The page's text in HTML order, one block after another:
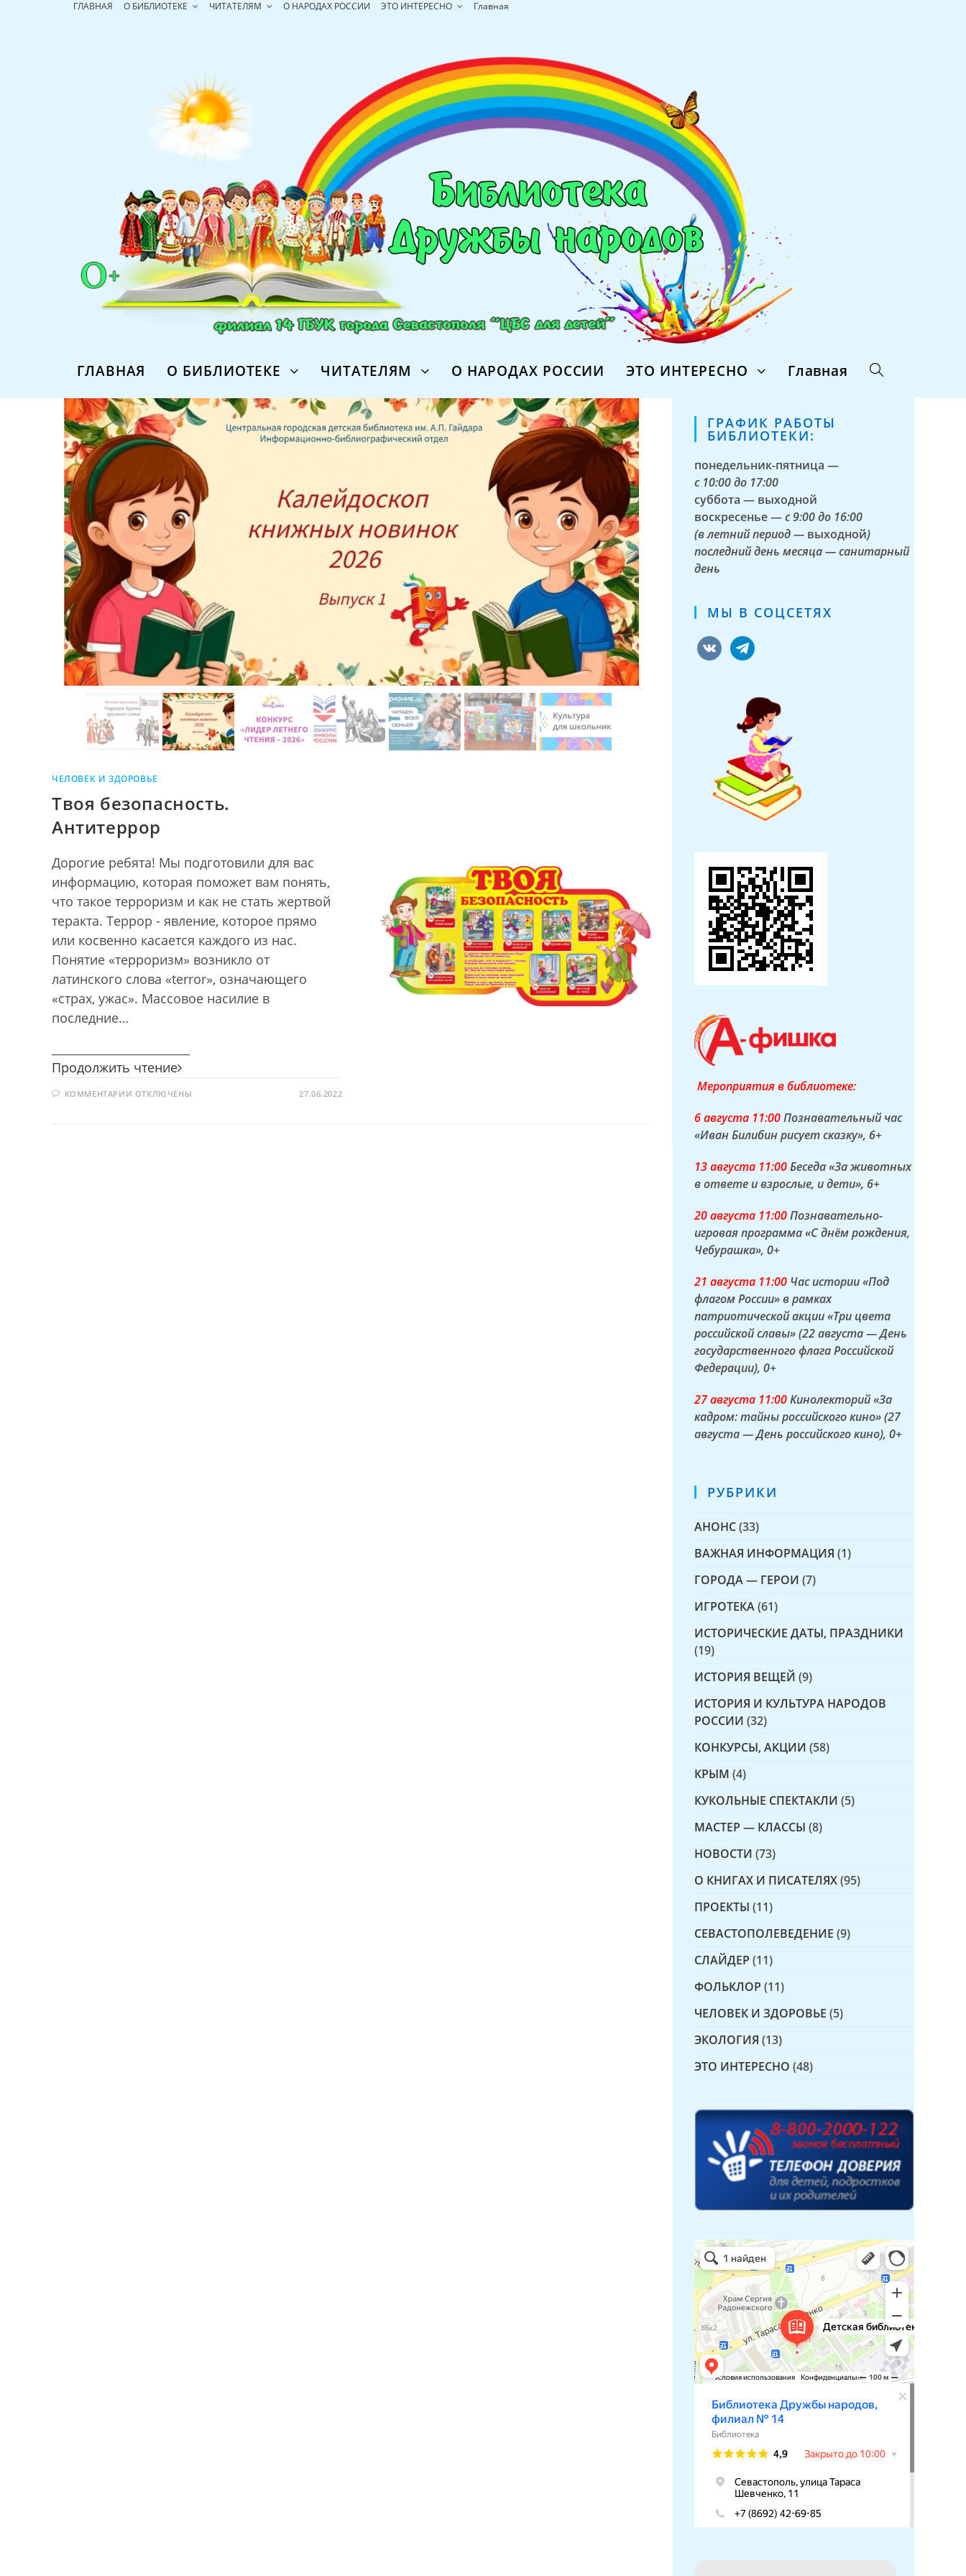
ГЛАВНАЯ О БИБЛИОТЕКЕ ЧИТАТЕЛЯМ О НАРОДАХ РОССИИ ЭТО ИНТЕРЕСНО Главная
ГЛАВНАЯ О БИБЛИОТЕКЕ ЧИТАТЕЛЯМ О НАРОДАХ РОССИИ ЭТО ИНТЕРЕСНО Главная
ЧЕЛОВЕК И ЗДОРОВЬЕ
Твоя безопасность.
Антитеррор
Дорогие ребята! Мы подготовили для вас
информацию, которая поможет вам понять,
что такое терроризм и как не стать жертвой
теракта. Террор - явление, которое прямо
или косвенно касается каждого из нас.
Понятие «терроризм» возникло от
латинского слова «terror», означающего
«страх, ужас». Массовое насилие в
последние…
Продолжить чтение Твоя
Антитеррор
КОММЕНТАРИИ КОТКЛЮЧЕНЫ 27.06.2022
ГРАФИК РАБОТЫ
БИБЛИОТЕКИ:
понедельник-пятница —
с 10:00 до 17:00
суббота — выходной
воскресенье —с 9:00 до 16:00
(в летний период — выходной)
последний день месяца — санитарный
день
МЫ В СОЦСЕТЯХ
vkontaktetelegram
Мероприятия в библиотеке:
6 августа 11:00Познавательный час
«Иван Билибин рисует сказку», 6+
13 августа 11:00Беседа «За животных
в ответе и взрослые, и дети», 6+
20 августа 11:00Познавательно-
игровая программа «С днём рождения,
Чебурашка», 0+
21 августа 11:00 Час истории «Под
флагом России» в рамках
патриотической акции «Три цвета
российской славы» (22 августа — День
государственного флага Российской
Федерации), 0+
27 августа 11:00Кинолекторий «За
кадром: тайны российского кино» (27
августа — День российского кино), 0+
РУБРИКИ
АНОНС(33)
ВАЖНАЯ ИНФОРМАЦИЯ (1)
ГОРОДА — ГЕРОИ (7)
ИГРОТЕКА(61)
ИСТОРИЧЕСКИЕ ДАТЫ, ПРАЗДНИКИ
(19)
ИСТОРИЯ ВЕЩЕЙ (9)
ИСТОРИЯ И КУЛЬТУРА НАРОДОВ
РОССИИ (32)
КОНКУРСЫ, АКЦИИ (58)
КРЫМ (4)
КУКОЛЬНЫЕ СПЕКТАКЛИ (5)
МАСТЕР — КЛАССЫ (8)
НОВОСТИ (73)
О КНИГАХ И ПИСАТЕЛЯХ(95)
ПРОЕКТЫ (11)
СЕВАСТОПОЛЕВЕДЕНИЕ (9)
СЛАЙДЕР (11)
ФОЛЬКЛОР (11)
ЧЕЛОВЕК И ЗДОРОВЬЕ (5)
ЭКОЛОГИЯ (13)
ЭТО ИНТЕРЕСНО (48)
Детская библиотека № 14 Дружбы народов
Библиотека в Севастополе